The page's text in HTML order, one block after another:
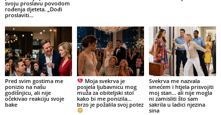
svoju proslavu povodom
rođenja djeteta. „Dođi
proslaviti...
Pred svim gostima me
ponizio na našu
godišnjicu, ali nije
očekivao reakciju svoje
bake
Moja svekrva je
posjela ljubavnicu mog
muža za obiteljski stol
kako bi me ponizila…
brzo je požalila svoj potez
Svekrva me nazvala
smećem i htjela prisvojiti
moj stan… ali nije mogla
ni zamisliti što sam
sakrila u ladici njezina
sina